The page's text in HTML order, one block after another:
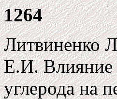
1264
Литвиненко
Е.И. Влияние
углерода на